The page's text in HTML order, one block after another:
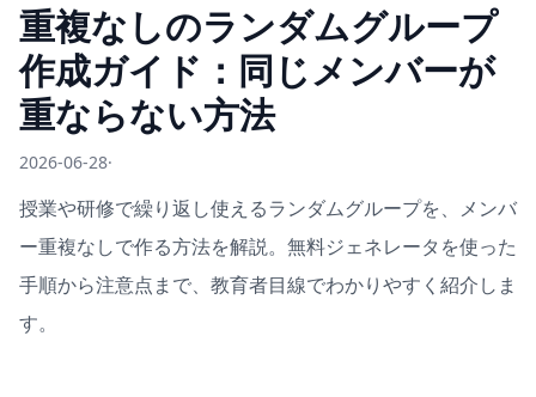
重複なしのランダムグループ
作成ガイド：同じメンバーが
重ならない方法
2026-06-28·
授業や研修で繰り返し使えるランダムグループを、メンバ
ー重複なしで作る方法を解説。無料ジェネレータを使った
手順から注意点まで、教育者目線でわかりやすく紹介しま
す。